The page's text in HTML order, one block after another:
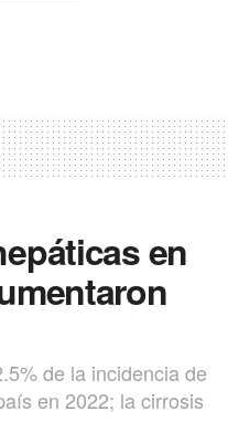
en
de la incidencia de
en 2022; la cirrosis